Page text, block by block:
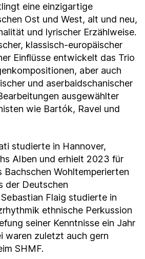
eine einzigartige
Ost und West, alt und neu,
und lyrischer Erzählweise.
klassisch-europäischer
Einflüsse entwickelt das Trio
aber auch
und aserbaidschanischer
ausgewählter
wie Bartók, Ravel und
studierte in Hannover,
Alben und erhielt 2023 für
Wohltemperierten
der Deutschen
Flaig studierte in
ethnische Perkussion
seiner Kenntnisse ein Jahr
waren zuletzt auch gern
SHMF.